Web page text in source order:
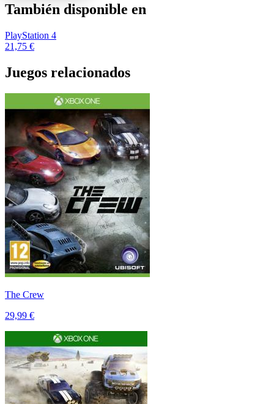
También disponible en
PlayStation 4
21,75 €
Juegos relacionados
The Crew
29,99 €